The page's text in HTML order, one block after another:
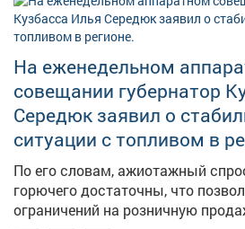
На еженедельном
совещании губернатор
Середюк заявил о
ситуации с топливом в
По его словам, ажиотажный
горючего достаточны, что
ограничений на розничную